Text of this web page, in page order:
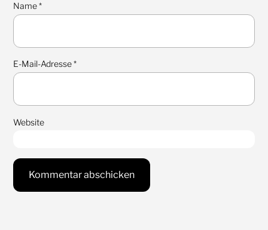
Name*
E-Mail-Adresse*
Website